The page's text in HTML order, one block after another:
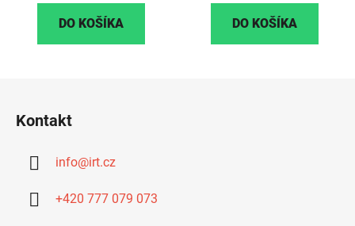
DO KOŠÍKA DO KOŠÍKA
Kontakt
info@irt.cz
+420 777 079 073